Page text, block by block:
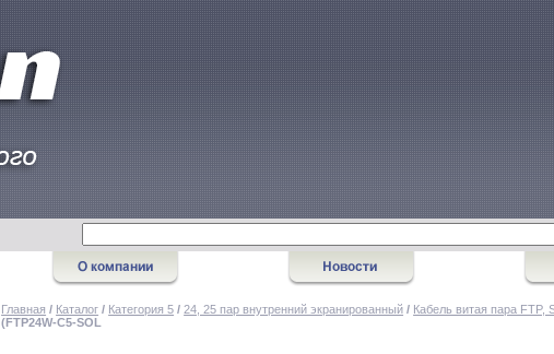
Главная / Каталог / Категория 5 /24, 25 пар внутренний экранированный / Кабель витая пара FTP,
(FTP24W-C5-SOL